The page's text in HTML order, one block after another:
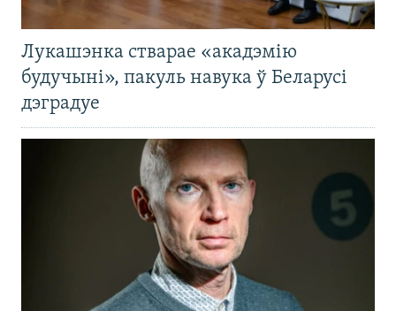
Лукашэнка стварае «акадэмію
будучыні», пакуль навука ў Беларусі
дэградуе